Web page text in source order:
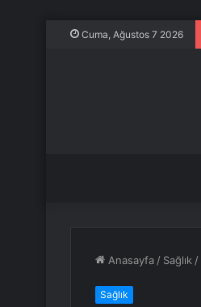
Cuma, Ağustos 7 2026
Anasayfa / Sağlık /
Sağlık